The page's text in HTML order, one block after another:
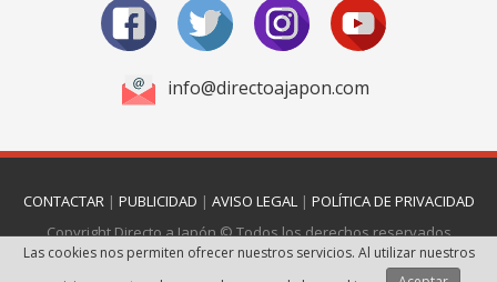
info@directoajapon.com
CONTACTAR| PUBLICIDAD | AVISO LEGAL| POLÍTICA DE PRIVACIDAD
Copyright Directo a Japón © Todos los derechos reservados
Página realizada porWeb Las Palmas
Las cookies nos permiten ofrecer nuestros servicios. Al utilizar nuestros